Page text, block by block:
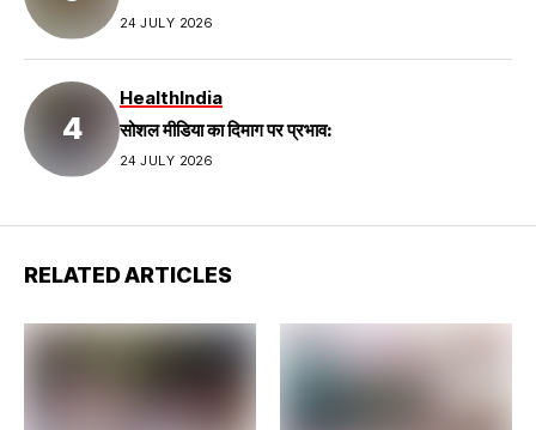
24 JULY 2026
HealthIndia
सोशल मीडिया का दिमाग पर प्रभाव:
24 JULY 2026
RELATED ARTICLES